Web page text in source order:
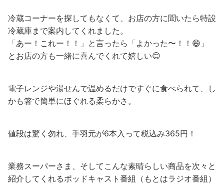
冷蔵コーナーを探してもなくて、お店の方に聞いたら特設
冷蔵庫まで案内してくれました。
「あー！これー！！」と言ったら「よかった〜！！😄」
とお店の方も一緒に喜んでくれて嬉しい😊
電子レンジや湯せんで温めるだけですぐに食べられて、し
かも箸で簡単にほぐれる柔らかさ。
値段は驚く勿れ、手羽元が6本入って税込み365円！
業務スーパーさま、そしてこんな素晴らしい商品を次々と
紹介してくれるポッドキャスト番組（もとはラジオ番組）